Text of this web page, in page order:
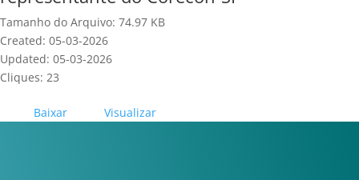
Tamanho do Arquivo: 74.97 KB
Created: 05-03-2026
Updated: 05-03-2026
Cliques: 23
Baixar Visualizar